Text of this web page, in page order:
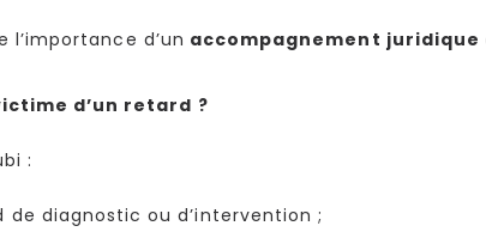
l’importance d’un accompagnement
d’un retard ?
:
de diagnostic ou d’intervention ;